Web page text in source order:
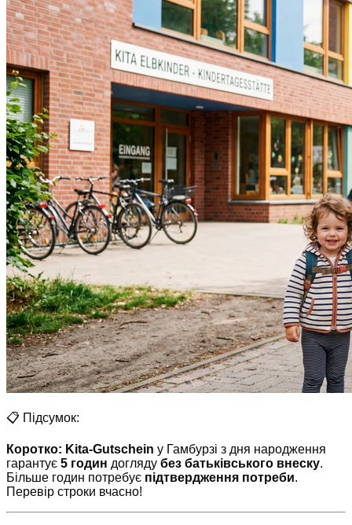
📋 Підсумок:
Коротко: Kita-Gutschein у Гамбурзі з дня народження
гарантує 5 годин догляду без батьківського внеску.
Більше годин потребує підтвердження потреби.
Перевір строки вчасно!